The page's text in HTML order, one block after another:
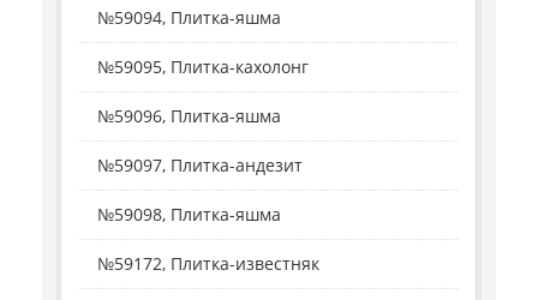
№59094, Плитка-яшма
№59095, Плитка-кахолонг
№59096, Плитка-яшма
№59097, Плитка-андезит
№59098, Плитка-яшма
№59172, Плитка-известняк